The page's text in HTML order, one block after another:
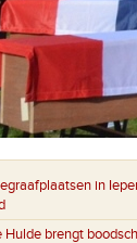
in
Hulde brengt